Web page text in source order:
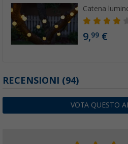
Catena
9,99 €
RECENSIONI (94)
VOTA QUESTO